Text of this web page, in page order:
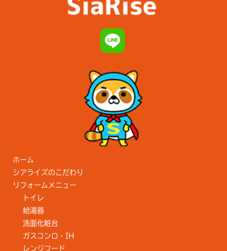
ホーム
シアライズのこだわり
リフォームメニュー
トイレ
給湯器
洗面化粧台
ガスコンロ・IH
レンジフード